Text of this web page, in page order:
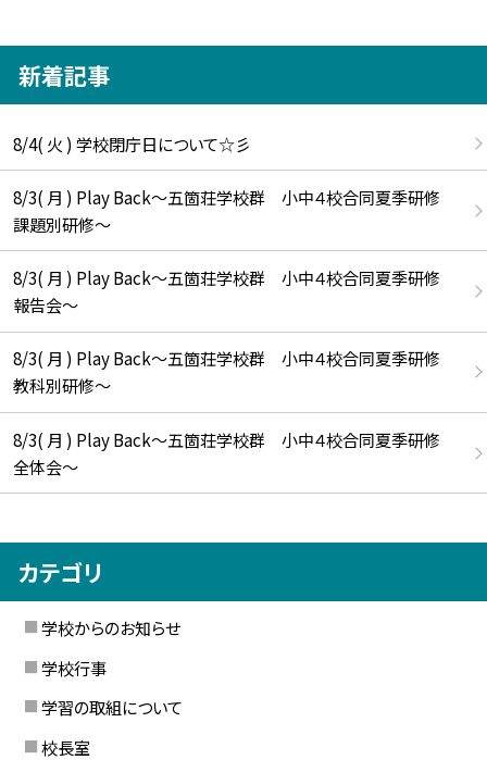
新着記事
8/4( 火 ) 学校閉庁日について☆彡
8/3( 月 ) Play Back～五箇荘学校群 小中４校合同夏季研修
課題別研修～
8/3( 月 ) Play Back～五箇荘学校群 小中４校合同夏季研修
報告会～
8/3( 月 ) Play Back～五箇荘学校群 小中４校合同夏季研修
教科別研修～
8/3( 月 ) Play Back～五箇荘学校群 小中４校合同夏季研修
全体会～
カテゴリ
学校からのお知らせ
学校行事
学習の取組について
校長室